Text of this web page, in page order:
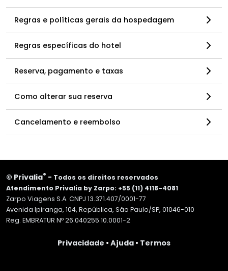
Regras e políticas gerais da hospedagem
Regras específicas do hotel
Reserva, pagamento e taxas
Como alterar sua reserva
Cancelamento e reembolso
© Privalia® - Todos os direitos reservados
Atendimento Privalia by Zarpo: +55 (11) 4118-4081
Zarpo Viagens S.A. CNPJ 13.371.407/0001-77
Avenida Ipiranga, 104, República, São Paulo/SP, 01046-010
Reg. EMBRATUR Nº 26.040255.10.0001-2
Privacidade • Ajuda • Termos